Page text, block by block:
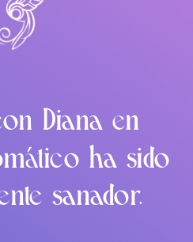
Diana en
ha sido
sanador.